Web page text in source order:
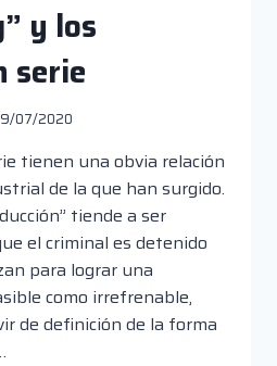
y los
serie
07/2020
tienen una obvia relación
de la que han surgido.
tiende a ser
el criminal es detenido
para lograr una
como irrefrenable,
de definición de la forma